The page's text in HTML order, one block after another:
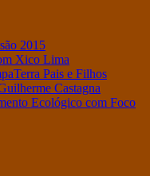
2015
Xico Lima
Pais e Filhos
Castagna
Ecológico com Foco